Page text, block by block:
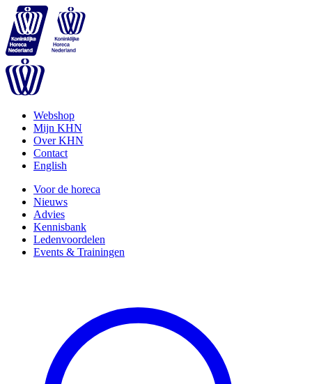
Webshop
Mijn KHN
Over KHN
Contact
English
Voor de horeca
Nieuws
Advies
Kennisbank
Ledenvoordelen
Events & Trainingen